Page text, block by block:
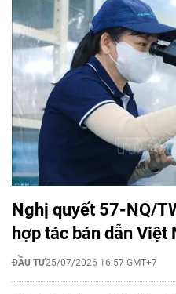
Nghị quyết 57-NQ/
hợp tác bán dẫn Việt
ĐẦU TƯ25/07/2026 16:57 GMT+7